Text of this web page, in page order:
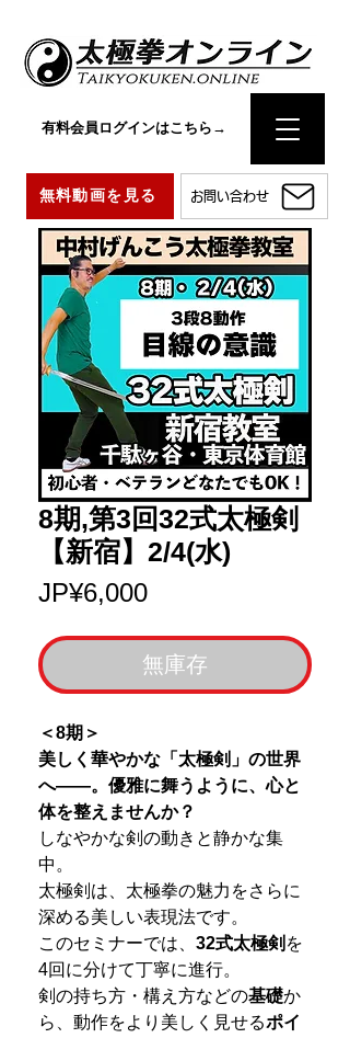
お問い合わせ
無料動画を見る
有料会員ログインはこちら→
8期,第3回32式太極剣
【新宿】2/4(水)
JP¥6,000價
無庫存
＜8期＞
美しく華やかな「太極剣」の世界
へ――。優雅に舞うように、心と
体を整えませんか？
しなやかな剣の動きと静かな集
中。
太極剣は、太極拳の魅力をさらに
深める美しい表現法です。
このセミナーでは、 32式太極剣 を
4回に分けて丁寧に進行。
剣の持ち方・構え方などの基礎か
ら、動作をより美しく見せるポイ